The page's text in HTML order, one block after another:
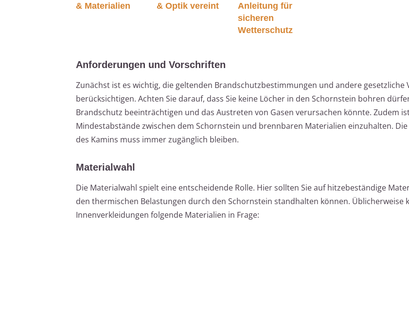
& Materialien
& Optik vereint
Anleitung für
sicheren
Wetterschutz
Anforderungen und Vorschriften
Zunächst ist es wichtig, die geltenden Brandschutzbestimmungen und andere gesetzliche
berücksichtigen. Achten Sie darauf, dass Sie keine Löcher in den Schornstein bohren
Brandschutz beeinträchtigen und das Austreten von Gasen verursachen könnte. Zudem
Mindestabstände zwischen dem Schornstein und brennbaren Materialien einzuhalten.
des Kamins muss immer zugänglich bleiben.
Materialwahl
Die Materialwahl spielt eine entscheidende Rolle. Hier sollten Sie auf hitzebeständige
den thermischen Belastungen durch den Schornstein standhalten können. Üblicherweise
Innenverkleidungen folgende Materialien in Frage: